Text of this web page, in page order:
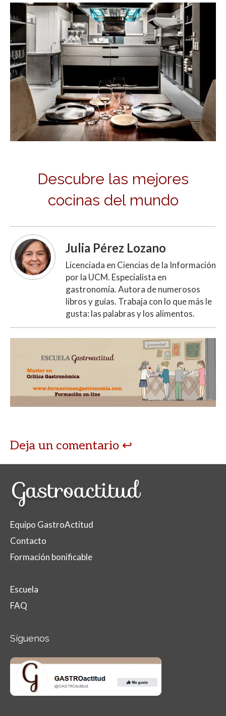
Descubre las mejores
cocinas del mundo
Julia Pérez Lozano
Licenciada en Ciencias de la Información
por la UCM. Especialista en
gastronomía. Autora de numerosos
libros y guías. Trabaja con lo que más le
gusta: las palabras y los alimentos.
Deja un comentario
Equipo GastroActitud
Contacto
Formación bonificable
Escuela
FAQ
Síguenos